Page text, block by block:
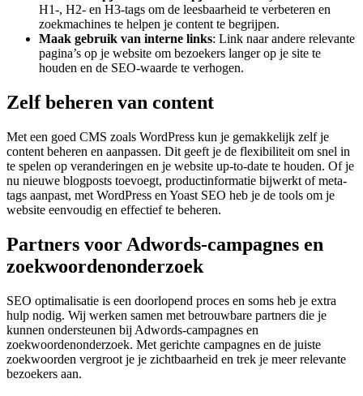
H1-, H2- en H3-tags om de leesbaarheid te verbeteren en
zoekmachines te helpen je content te begrijpen.
Maak gebruik van interne links: Link naar andere relevante
pagina’s op je website om bezoekers langer op je site te
houden en de SEO-waarde te verhogen.
Zelf beheren van content
Met een goed CMS zoals WordPress kun je gemakkelijk zelf je
content beheren en aanpassen. Dit geeft je de flexibiliteit om snel in
te spelen op veranderingen en je website up-to-date te houden. Of je
nu nieuwe blogposts toevoegt, productinformatie bijwerkt of meta-
tags aanpast, met WordPress en Yoast SEO heb je de tools om je
website eenvoudig en effectief te beheren.
Partners voor Adwords-campagnes en
zoekwoordenonderzoek
SEO optimalisatie is een doorlopend proces en soms heb je extra
hulp nodig. Wij werken samen met betrouwbare partners die je
kunnen ondersteunen bij Adwords-campagnes en
zoekwoordenonderzoek. Met gerichte campagnes en de juiste
zoekwoorden vergroot je je zichtbaarheid en trek je meer relevante
bezoekers aan.